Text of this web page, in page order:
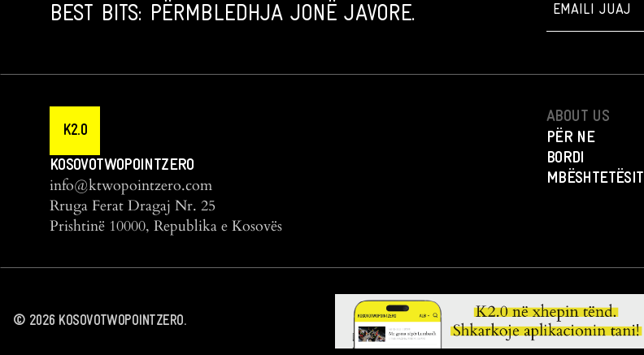
BEST BITS: PËRMBLEDHJA JONË JAVORE.
K2.0
KOSOVOTWOPOINTZERO
info@ktwopointzero.com
Rruga Ferat Dragaj Nr. 25
Prishtinë 10000, Republika e Kosovës
ABOUT US
PËR NE
BORDI
MBËSHTETËSIT
© 2026KOSOVOTWOPOINTZERO.